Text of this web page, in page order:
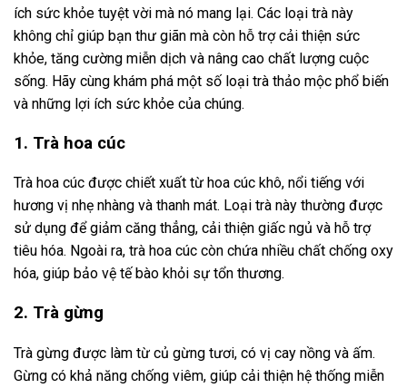
ích sức khỏe tuyệt vời mà nó mang lại. Các loại trà này
không chỉ giúp bạn thư giãn mà còn hỗ trợ cải thiện sức
khỏe, tăng cường miễn dịch và nâng cao chất lượng cuộc
sống. Hãy cùng khám phá một số loại trà thảo mộc phổ biến
và những lợi ích sức khỏe của chúng.
1. Trà hoa cúc
Trà hoa cúc được chiết xuất từ hoa cúc khô, nổi tiếng với
hương vị nhẹ nhàng và thanh mát. Loại trà này thường được
sử dụng để giảm căng thẳng, cải thiện giấc ngủ và hỗ trợ
tiêu hóa. Ngoài ra, trà hoa cúc còn chứa nhiều chất chống oxy
hóa, giúp bảo vệ tế bào khỏi sự tổn thương.
2. Trà gừng
Trà gừng được làm từ củ gừng tươi, có vị cay nồng và ấm.
Gừng có khả năng chống viêm, giúp cải thiện hệ thống miễn